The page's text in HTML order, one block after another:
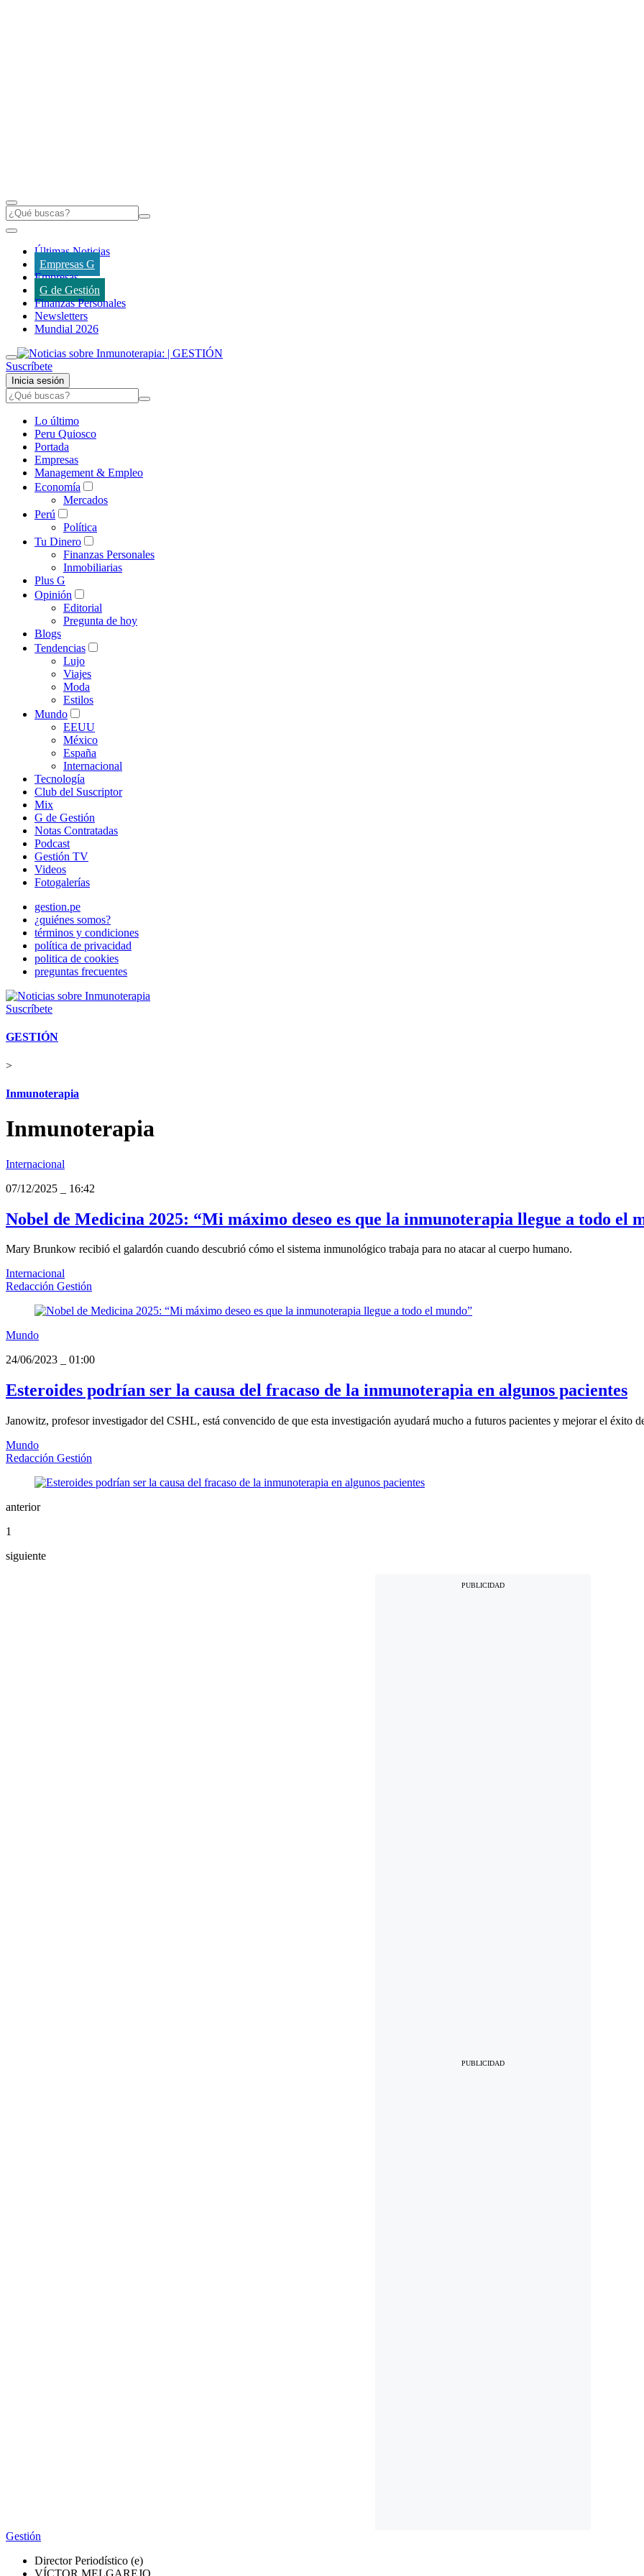
Últimas Noticias
Empresas G
Empresas
G de Gestión
Finanzas Personales
Newsletters
Mundial 2026
Suscríbete
Inicia sesión
Lo último
Peru Quiosco
Portada
Empresas
Management & Empleo
Economía
Mercados
Perú
Política
Tu Dinero
Finanzas Personales
Inmobiliarias
Plus G
Opinión
Editorial
Pregunta de hoy
Blogs
Tendencias
Lujo
Viajes
Moda
Estilos
Mundo
EEUU
México
España
Internacional
Tecnología
Club del Suscriptor
Mix
G de Gestión
Notas Contratadas
Podcast
Gestión TV
Videos
Fotogalerías
gestion.pe
¿quiénes somos?
términos y condiciones
política de privacidad
politica de cookies
preguntas frecuentes
Suscríbete
GESTIÓN
>
Inmunoterapia
Inmunoterapia
Internacional
07/12/2025
16:42
Nobel de Medicina 2025: “Mi máximo deseo es que la inmunoterapia llegue a todo el
Mary Brunkow recibió el galardón cuando descubrió cómo el sistema inmunológico trabaja para no atacar al cuerpo humano.
Internacional
Redacción Gestión
Mundo
24/06/2023
01:00
Esteroides podrían ser la causa del fracaso de la inmunoterapia en algunos pacientes
Janowitz, profesor investigador del CSHL, está convencido de que esta investigación ayudará mucho a futuros pacientes y mejorar el éxito
Mundo
Redacción Gestión
anterior
1
siguiente
Gestión
Director Periodístico (e)